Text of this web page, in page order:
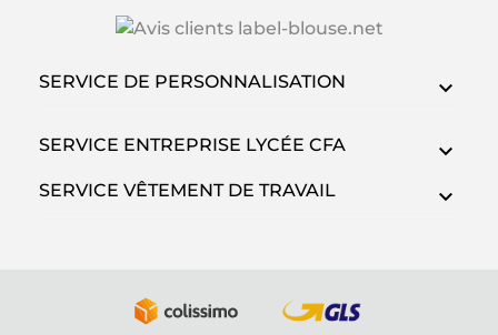
SERVICE DE PERSONNALISATION
SERVICE ENTREPRISE LYCÉE CFA
SERVICE VÊTEMENT DE TRAVAIL